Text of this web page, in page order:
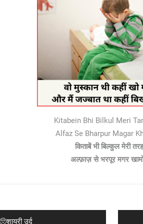
Kitabein Bhi Bilkul Meri
Alfaz Se Bharpur Magar
किताबें भी बिल्कुल मेरी
अल्फ़ाज़ से भरपूर मगर
उर्दू